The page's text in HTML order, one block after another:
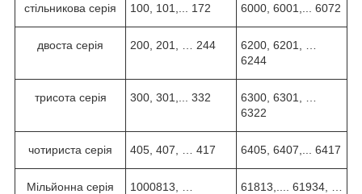
стільникова серія 100, 101,... 172 6000, 6001,... 6072
двоста серія 200, 201, … 244
6200, 6201, …
6244
трисота серія 300, 301,... 332
6300, 6301, …
6322
чотириста серія 405, 407, … 417 6405, 6407,... 6417
Мільйонна серія
1000813, …
61813,.... 61934, …